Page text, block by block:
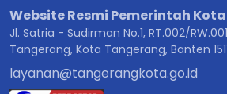
Website Resmi Pemerintah
Jl. Satria - Sudirman No.1, RT.002/
Tangerang, Kota Tangerang, Banten
layanan@tangerangkota.go.id